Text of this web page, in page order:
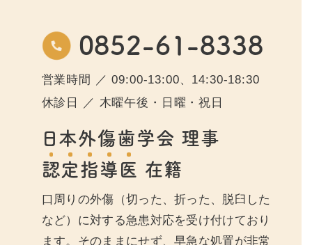
0852-61-8338
営業時間 ／ 09:00-13:00、14:30-18:30
休診日 ／ 木曜午後・日曜・祝日
日本外傷歯学会 理事
認定指導 医 在籍
口周りの外傷（切った、折った、脱臼した
など）に対する急患対応を受け付けており
ます。そのままにせず、早急な処置が非常